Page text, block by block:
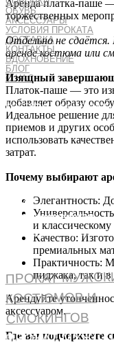
ОБУВЬ
АКСЕССУАРЫ
УСЛОВИЯ ПРОКАТА
ДОСТАВКА
КОНТАКТЫ
ВДОХНОВЕНИЕ
БЛОГ
О НАС
КАТАЛОГ
БОНУСЫ
КОСТЮМЫ И
ОБРАЗЫ
СОРОЧКИ
ОБУВЬ
АКСЕССУАРЫ
УСЛОВИЯ ПРОКАТА
КОНТАКТЫ
ВДОХНОВЕНИЕ
О НАС
м. Менделеевская
бесплатная парковка
ежедневно с 11 до 21
ПРОКАТ
КОСТЮМОВ И
СМОКИНГОВ
ПРОКАТ
Аренда платка-паше —
торжественных
Отдельно не сдаётся.
аренде костюма или
Изящный
Платок-паше — это
добавляет образу
Идеальное решение
приемов и других
использовать
затрат.
Почему выбирают
Элегантность:
и
Качество:
премиальных
Практичность:
пиджака, так и в
Арендуйте
аксессуаром.
Где вы подчеркнете